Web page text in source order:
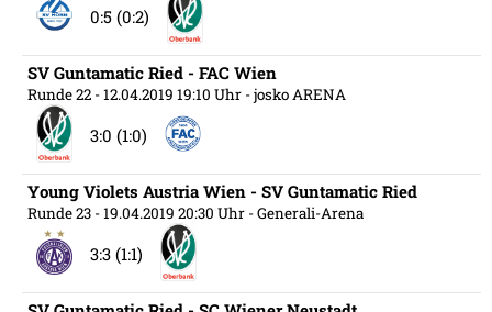
0:5 (0:2)
SV Guntamatic Ried - FAC Wien
Runde 22 - 12.04.2019 19:10 Uhr - josko ARENA
3:0 (1:0)
Young Violets Austria Wien - SV Guntamatic Ried
Runde 23 - 19.04.2019 20:30 Uhr - Generali-Arena
3:3 (1:1)